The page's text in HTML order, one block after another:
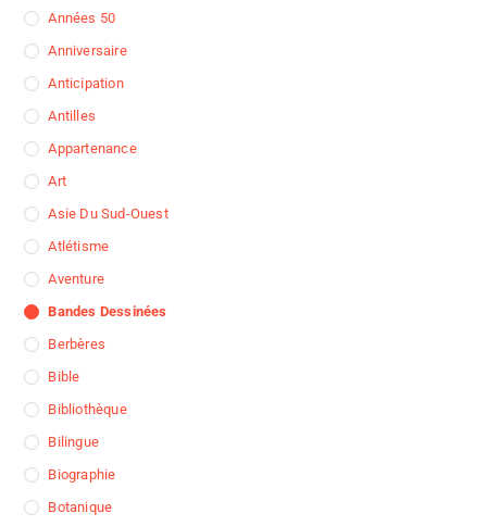
Années 50
Anniversaire
Anticipation
Antilles
Appartenance
Art
Asie Du Sud-Ouest
Atlétisme
Aventure
Bandes Dessinées
Berbères
Bible
Bibliothèque
Bilingue
Biographie
Botanique